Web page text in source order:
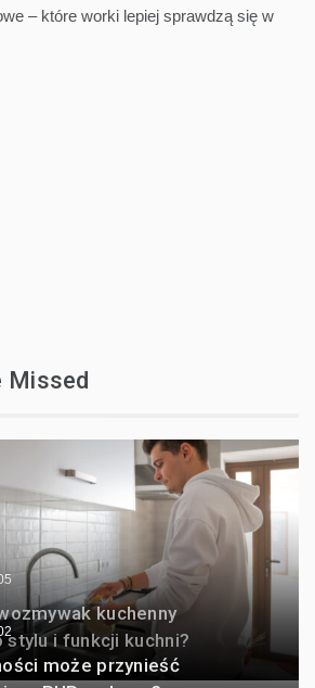
– które worki lepiej sprawdzą się w
Missed
kuchenny
stylu i funkcji kuchni?
może przynieść